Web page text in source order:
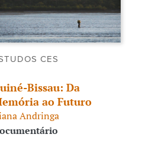
CES
Bissau: Da
ao Futuro
Andringa